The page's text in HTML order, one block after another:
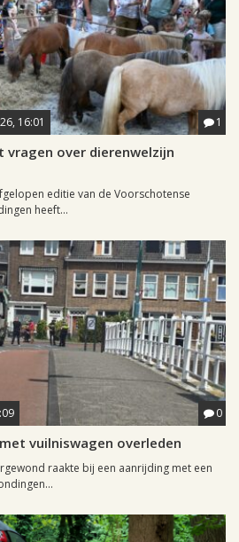
16:01 1
vragen over dierenwelzijn
editie van de Voorschotense
heeft...
0
vuilniswagen overleden
raakte bij een aanrijding met een